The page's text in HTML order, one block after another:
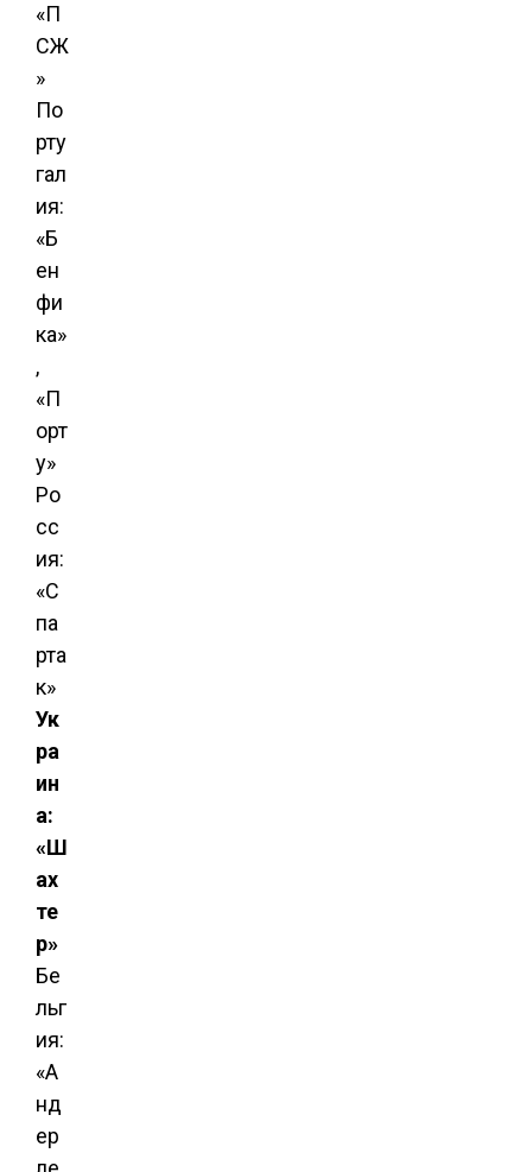
«П
СЖ
»
По
рту
гал
ия:
«Б
ен
фи
ка»
,
«П
орт
у»
Ро
сс
ия:
«С
па
рта
к»
Ук
ра
ин
а:
«Ш
ах
те
р»
Бе
льг
ия:
«А
нд
ер